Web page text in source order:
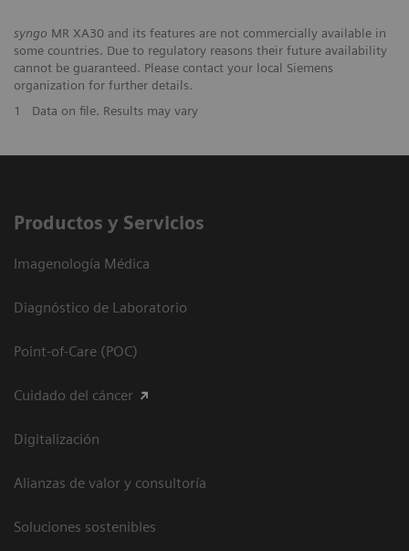
syngo MR XA30 and its features are not commercially available in
some countries. Due to regulatory reasons their future availability
cannot be guaranteed. Please contact your local Siemens
organization for further details.
1
Data on file. Results may vary
Productos y Servicios
Imagenología Médica
Diagnóstico de Laboratorio
Point-of-Care (POC)
Cuidado del cáncer
Digitalización
Alianzas de valor y consultoría
Soluciones sostenibles